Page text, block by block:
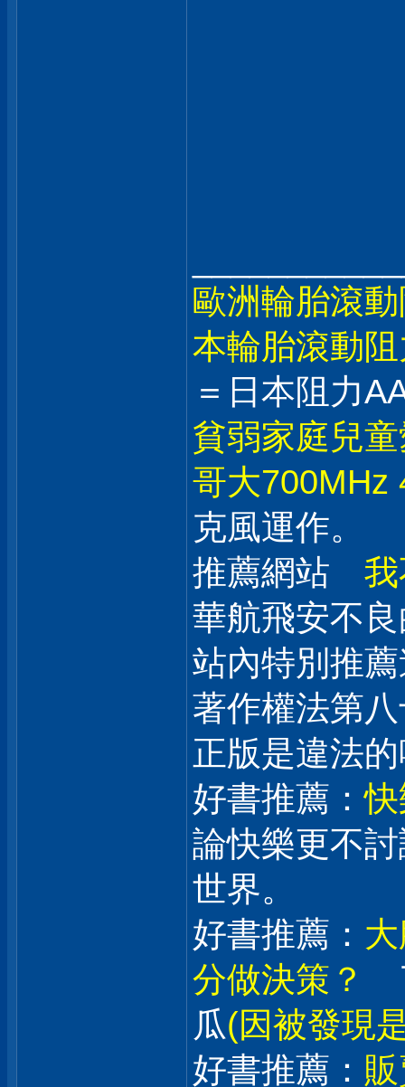
歐洲輪胎滾
本輪胎滾動
＝日本阻力
貧弱家庭兒
哥大700MHz
克風運作。
推薦網站
華航飛安不
站內特別推
著作權法第
正版是違法
好書推薦：
論快樂更不
世界。
好書推薦：
分做決策？
瓜(因被發現
好書推薦：